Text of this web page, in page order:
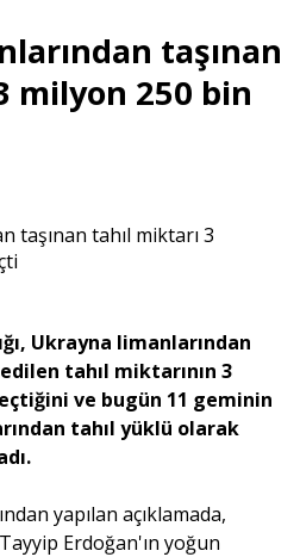
Derkenar
- Sanat
Dünya
- Analiz
Söyleşi
taşınan
milyon 250 bin
Ukrayna limanlarından
tahıl miktarının 3
ve bugün 11 geminin
tahıl yüklü olarak
yapılan açıklamada,
Erdoğan'ın yoğun